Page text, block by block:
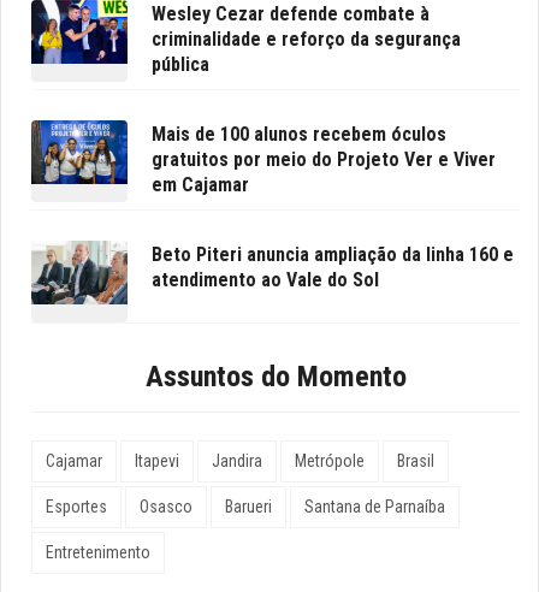
Wesley Cezar defende combate à
criminalidade e reforço da segurança
pública
Mais de 100 alunos recebem óculos
gratuitos por meio do Projeto Ver e Viver
em Cajamar
Beto Piteri anuncia ampliação da linha 160 e
atendimento ao Vale do Sol
Assuntos do Momento
Cajamar Itapevi Jandira Metrópole Brasil
Esportes Osasco Barueri Santana de Parnaíba
Entretenimento